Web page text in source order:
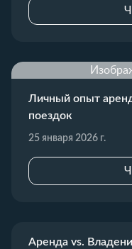
Личный опыт
поездок
25 января 2026 г.
Аренда vs.